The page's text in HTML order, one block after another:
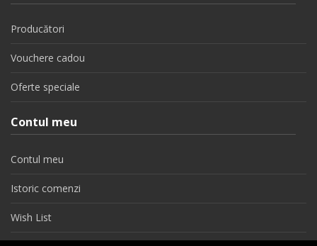
Producători
Vouchere cadou
Oferte speciale
Contul meu
Contul meu
Istoric comenzi
Wish List